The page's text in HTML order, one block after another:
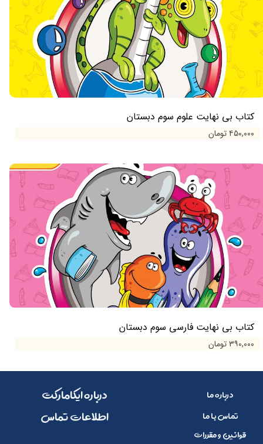
کتاب بی نهایت علوم سوم دبستان
۴۵۰,۰۰۰ تومان
کتاب بی نهایت فارسی سوم دبستان
۳۹۰,۰۰۰ تومان
درباره ما
تماس با ما
قوانین و مقررات
​​درباره ایکامارکت
​اطلاعات تماس